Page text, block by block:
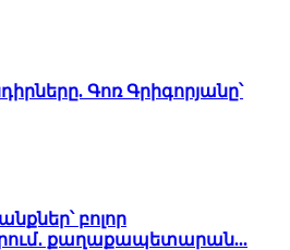
Գոռ Գրիգորյանը՝
բոլոր
քաղաքապետարան...